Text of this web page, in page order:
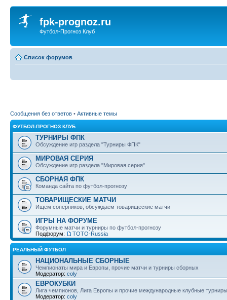
fpk-prognoz.ru
Футбол-Прогноз Клуб
Список форумов
Сообщения без ответов • Активные темы
ФУТБОЛ-ПРОГНОЗ КЛУБ
ТУРНИРЫ ФПК
Обсуждение игр раздела "Турниры ФПК"
МИРОВАЯ СЕРИЯ
Обсуждение игр раздела "Мировая серия"
СБОРНАЯ ФПК
Команда сайта по футбол-прогнозу
ТОВАРИЩЕСКИЕ МАТЧИ
Ищем соперников, обсуждаем товарищеские матчи
ИГРЫ НА ФОРУМЕ
Форумные матчи и турниры по футбол-прогнозу
Подфорум:
ТОТО-Russia
РЕАЛЬНЫЙ ФУТБОЛ
НАЦИОНАЛЬНЫЕ СБОРНЫЕ
Чемпионаты мира и Европы, прочие матчи и турниры сборных
Модератор: coly
ЕВРОКУБКИ
Лига чемпионов, Лига Европы и прочие международные клубные турниры
Модератор: coly